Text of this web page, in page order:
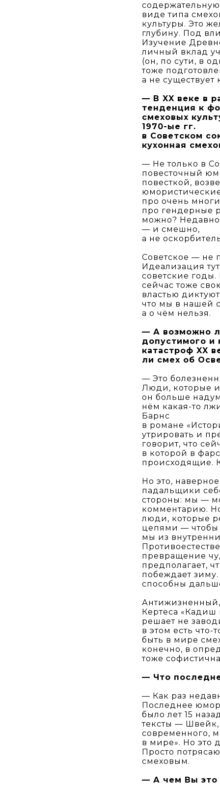
виде типа
культуры. Это
глубину. Под
Изучение
личный вклад
(он, по сути, в
тоже
а не
— В XX веке в
тенденция к
смеховых
1970-ые гг.
в Советском
кухонная
— Не только в
повесточный
повесткой,
про очень
про гендерные
можно?
— и смешно,
а не
Советское — не
Идеализация
советские
сейчас тоже
властью
что мы в нашей
а о чём нельзя.
— А возможно
допустимого и
катастроф XX
ли смех об
— Это
Люди, которые
он больше
нём какая-то
Барнс
в романе
утрировать и
говорит, что
в которой в
происходящие.
Но это,
падальщики
стороны: мы —
комментарию.
люди, которые
цепями — чтобы
мы из
превращение
предполагает,
побеждает
способны
Кертеса
решает не
в этом есть
быть в мире
конечно, в
тоже
— Что
— Как раз
Последнее
было лет 15
тексты — Швейк,
современного,
в мире». Но это
Просто
смеховым.
— А чем Вы это